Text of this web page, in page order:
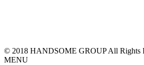
© 2018 HANDSOME GROUP All Rights
MENU